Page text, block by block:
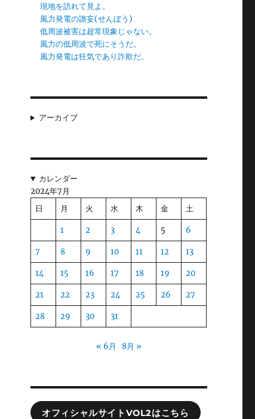
現地を訪れて見よ。
風力発電の譫妄(せんぼう)
低周波被害は超常現象じゃない。
風力の低周波で死にそうだ。
風力発電は狂気であり詐欺だ。
アーカイブ
カレンダー
2024年7月
日
月 火 水 木 金 土
1 2 3 4 5 6
7 8 9 10 11 12 13
14 15 16 17 18 19 20
21 22 23 24 25 26 27
28 29 30 31
« 6月 8月 »
オフィシャルサイトVOL2はこちら